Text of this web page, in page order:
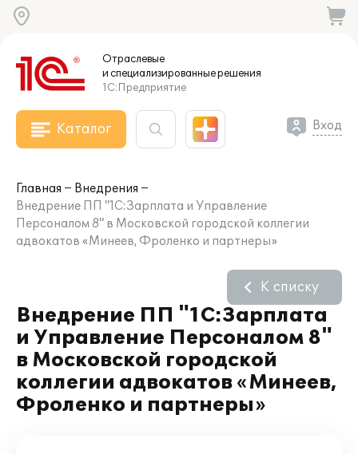
Отраслевые
и специализированныерешения
1С:Предприятие
Каталог Вход
Главная
Внедрения
Внедрение ПП "1С:Зарплата и Управление
Персоналом 8" в Московской городской коллегии
адвокатов «Минеев, Фроленко и партнеры»
Внедрение ПП "1С:Зарплата
и Управление Персоналом 8"
в Московской городской
коллегии адвокатов «Минеев,
Фроленко и партнеры»
К списку